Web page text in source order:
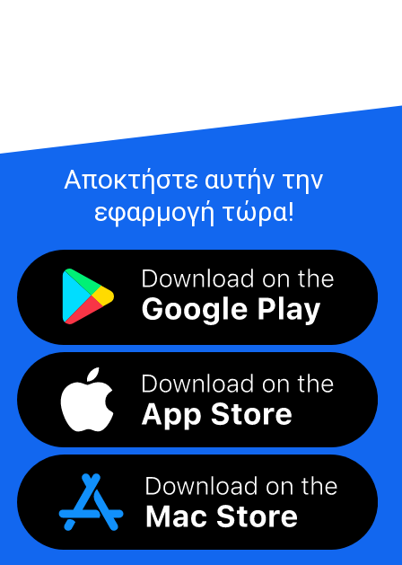
Αποκτήστε αυτήν την
εφαρμογή τώρα!